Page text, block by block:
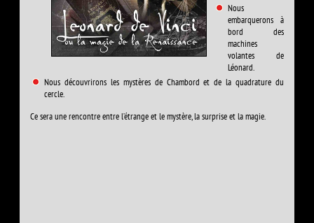
Nous
embarquerons à
bord des
machines
volantes de
Léonard.
Nous découvrirons les mystères de Chambord et de la quadrature du
cercle.
Ce sera une rencontre entre l’étrange et le mystère, la surprise et la magie.